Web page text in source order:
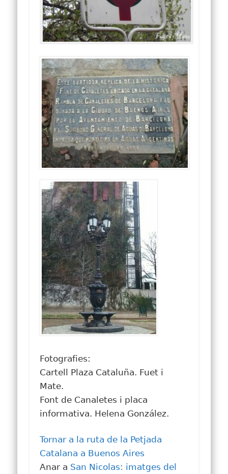
Fotografies:
Cartell Plaza Cataluña. Fuet i
Mate.
Font de Canaletes i placa
informativa. Helena González.
Tornar a la ruta de la Petjada
Catalana a Buenos Aires
Anar a San Nicolas: imatges del